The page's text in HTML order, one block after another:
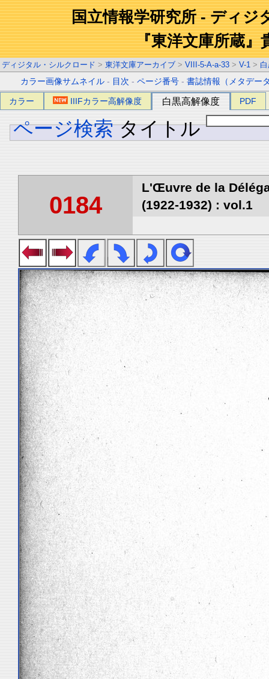
国立情報学研究所 - ディジ
『東洋文庫所蔵』
ディジタル・シルクロード > 東洋文庫アーカイブ > VIII-5-A-a-33 > V-1 >
カラー画像サムネイル - 目次 -ページ番号 -書誌情報（メタデー
カラー IIIFカラー高解像度 白黒高解像度 PDF
ページ検索 タイトル
0184
L'Œuvre de la
(1922-1932) : vol.1